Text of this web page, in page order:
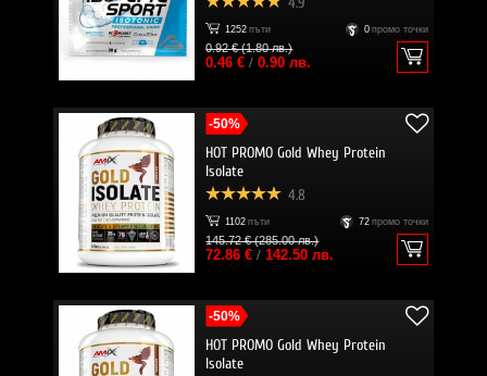
1252 пъти 0 промо точки
0.92 € (1.80 лв.)
0.46 €/ 0.90 лв.
-50%
HOT PROMO Gold Whey Protein
Isolate
4.8
1102 пъти 72 промо точки
145.72 € (285.00 лв.)
72.86 €/ 142.50 лв.
-50%
HOT PROMO Gold Whey Protein
Isolate